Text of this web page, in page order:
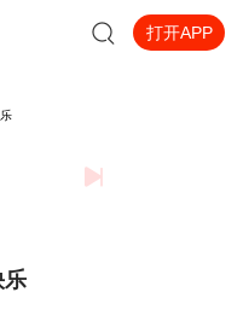
打开APP
乐